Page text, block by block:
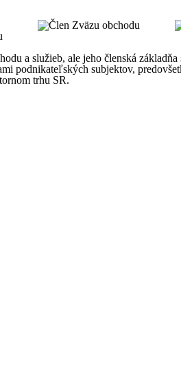
a služieb, ale jeho členská
podnikateľských subjektov,
trhu SR.